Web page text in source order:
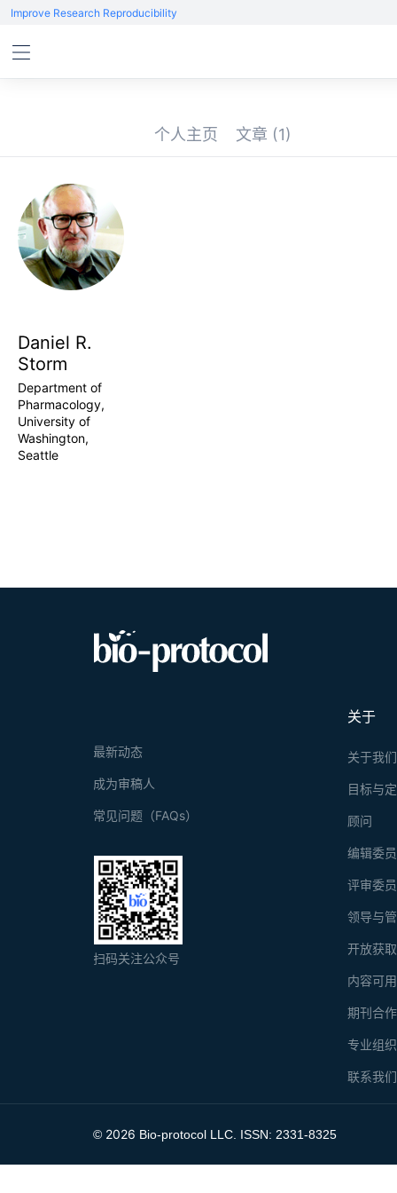
Improve Research Reproducibility
个人主页 文章 (1)
Daniel R.
Storm
Department of
Pharmacology,
University of
Washington,
Seattle
关于
关于我们
目标与
顾问
编辑委
评审委
领导与
开放获
内容可
期刊合
专业组
联系我们
最新动态
成为审稿人
常见问题（FAQs）
扫码关注公众号
© 2026 Bio-protocol LLC. ISSN: 2331-8325